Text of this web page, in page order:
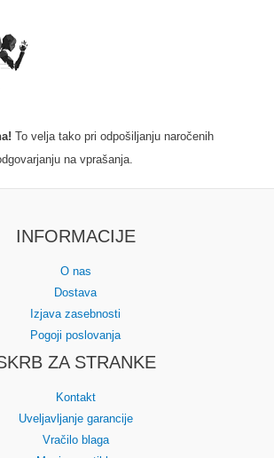
To velja tako pri odpošiljanju naročenih
na vprašanja.
INFORMACIJE
O nas
Dostava
Izjava zasebnosti
Pogoji poslovanja
ZA STRANKE
Kontakt
Uveljavljanje garancije
Vračilo blaga